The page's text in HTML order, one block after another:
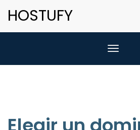
HOSTUFY